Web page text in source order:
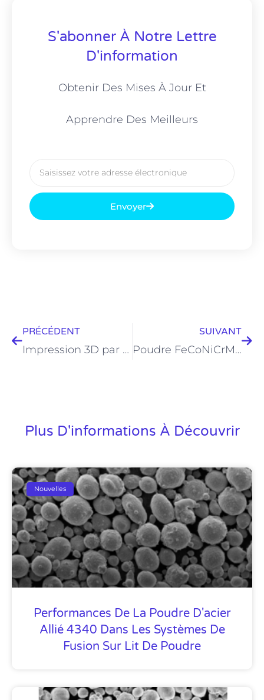
S'abonner À Notre Lettre
D'information
Obtenir Des Mises À Jour Et
Apprendre Des Meilleurs
Envoyer
PRÉCÉDENT
Impression 3D par jet de liant
SUIVANT
Poudre FeCoNiCrMo-1
Plus D'informations À Découvrir
Nouvelles
Performances De La Poudre D'acier
Allié 4340 Dans Les Systèmes De
Fusion Sur Lit De Poudre